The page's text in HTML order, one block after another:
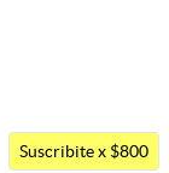
Suscribite x $800